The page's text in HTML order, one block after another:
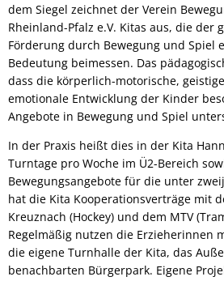
dem Siegel zeichnet der Verein
Rheinland-Pfalz e.V. Kitas aus, die der
Förderung durch Bewegung und Spiel
Bedeutung beimessen. Das
dass die körperlich-motorische,
emotionale Entwicklung der Kinder
Angebote in Bewegung und Spiel
In der Praxis heißt dies in der Kita
Turntage pro Woche im Ü2-Bereich
Bewegungsangebote für die unter
hat die Kita Kooperationsverträge mit
Kreuznach (Hockey) und dem MTV
Regelmäßig nutzen die Erzieherinnen
die eigene Turnhalle der Kita, das
benachbarten Bürgerpark. Eigene